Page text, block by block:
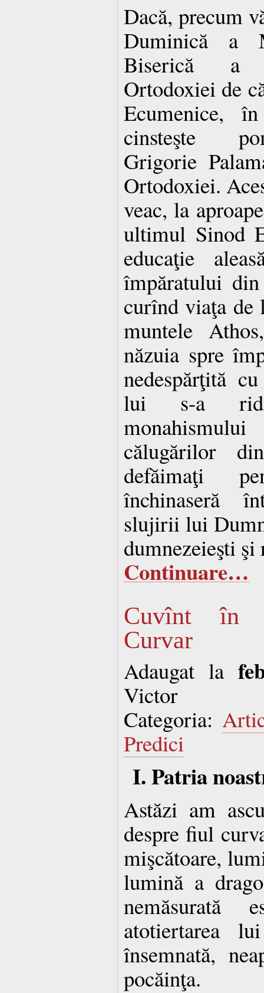
Dacă, precum
Duminică a
Biserică a
Ortodoxiei de
Ecumenice,
cinsteşte
Grigorie
Ortodoxiei.
veac, la
ultimul Sinod
educaţie
împăratului
curînd viaţa de
muntele
năzuia spre
nedespărţită
lui s-a
călugărilor
defăimaţi
închinaseră
slujirii lui
dumnezeieşti
Continuare…
Cuvînt în
Curvar
Adaugat la
Victor
Categoria:
Predici
I. Patria
Astăzi am
despre fiul
mişcătoare,
lumină a
nemăsurată
atotiertarea
însemnată,
pocăinţa.